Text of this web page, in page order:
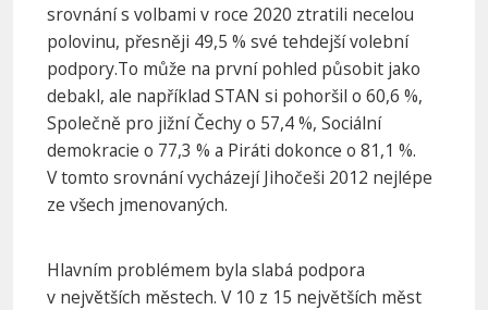
srovnání s volbami v roce 2020 ztratili necelou
polovinu, přesněji 49,5 % své tehdejší volební
podpory.To může na první pohled působit jako
debakl, ale například STAN si pohoršil o 60,6 %,
Společně pro jižní Čechy o 57,4 %, Sociální
demokracie o 77,3 % a Piráti dokonce o 81,1 %.
V tomto srovnání vycházejí Jihočeši 2012 nejlépe
ze všech jmenovaných.
Hlavním problémem byla slabá podpora
v největších městech. V 10 z 15 největších měst